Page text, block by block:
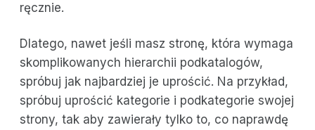
ręcznie.
Dlatego, nawet jeśli masz stronę, która wymaga
skomplikowanych hierarchii podkatalogów,
spróbuj jak najbardziej je uprościć. Na przykład,
spróbuj uprościć kategorie i podkategorie swojej
strony, tak aby zawierały tylko to, co naprawdę